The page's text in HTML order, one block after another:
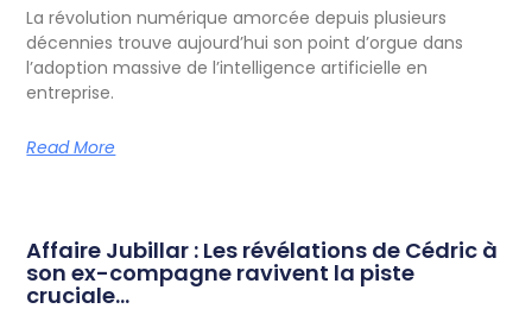
La révolution numérique amorcée depuis plusieurs
décennies trouve aujourd’hui son point d’orgue dans
l’adoption massive de l’intelligence artificielle en
entreprise.
Read More
Affaire Jubillar : Les révélations de Cédric à
son ex-compagne ravivent la piste
cruciale…